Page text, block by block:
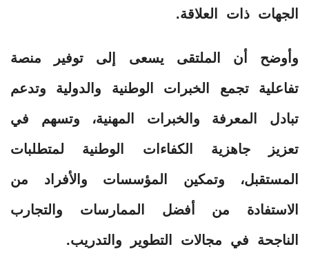
الجهات ذات العلاقة.
وأوضح أن الملتقى يسعى إلى توفير منصة
تفاعلية تجمع الخبرات الوطنية والدولية وتدعم
تبادل المعرفة والخبرات المهنية، وتسهم في
تعزيز جاهزية الكفاءات الوطنية لمتطلبات
المستقبل، وتمكين المؤسسات والأفراد من
الاستفادة من أفضل الممارسات والتجارب
الناجحة في مجالات التطوير والتدريب.